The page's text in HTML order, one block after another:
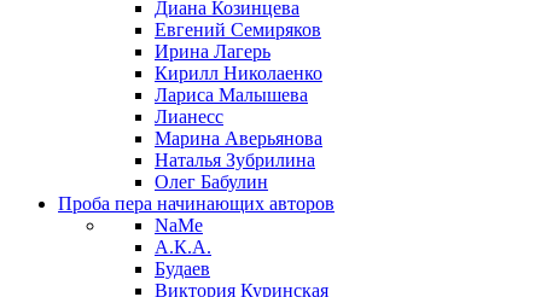
Диана Козинцева
Евгений Семиряков
Ирина Лагерь
Кирилл Николаенко
Лариса Малышева
Лианесс
Марина Аверьянова
Наталья Зубрилина
Олег Бабулин
Проба пера начинающих авторов
NaMe
А.К.А.
Будаев
Виктория Куринская